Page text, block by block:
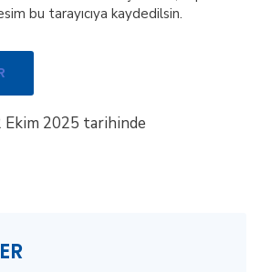
bu tarayıcıya kaydedilsin.
2025 tarihinde